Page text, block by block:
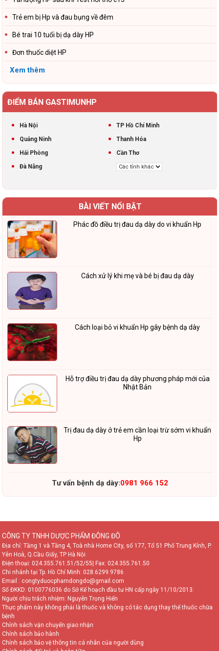
Trẻ em bị Hp và đau bụng về đêm
Bé trai 10 tuổi bị dạ dày HP
Đơn thuốc diệt HP
Xem thêm
ĐIỂM BÁN GASTIMUNHP
Hà Nội
TP Hồ Chí Minh
Quảng Ninh
Thanh Hóa
Hải Phòng
Cần Thơ
Đà Nẵng
BÀI VIẾT NỔI BẬT
Phác đồ điều trị đau dạ dày do vi khuẩn Hp
Cách xử lý khi mẹ và bé bị đau dạ dày
Cách loại bỏ vi khuẩn Hp gây bệnh dạ dày
Hỗ trợ điều trị đau dạ dày phương pháp mới của
Nhật Bản
Trị đau dạ dày ở trẻ em cần loại trừ sớm vi khuẩn
Hp
Tư vấn bệnh dạ dày:0981 966 152
CÔNG TY TNHH DƯỢC PHẨM ĐÔNG ĐÔ
Địa chỉ: Tầng 1 và Tầng 4, Toà nhà Home City, số 177, Tổ 51 Phố Trung Kính, P.
Yên Hoà, Q.Cầu Giấy, TP Hà Nội
Điện thoại: 024.355.761.51/52/55
| Fax: 024.355.761.50
Chi nhánh tại Tp. Hồ Chí Minh: 028.6299.9786
Email : congtyduocphamdongdo@gmail.com
Số ĐKKD: 0100776036 do Sở Kế hoạch đầu tư HN cấp ngày 11/10/2013.
Người chịu trách nhiệm: Nguyễn Trọng Hiển
Thực phẩm này không phải là thuốc và không có tác dụng thay thế thuốc chữa
bệnh
Chính sách vận chuyển giao nhận
Chính sách bảo hành
Chính sách bảo vệ thông tin cá nhân của người dùng